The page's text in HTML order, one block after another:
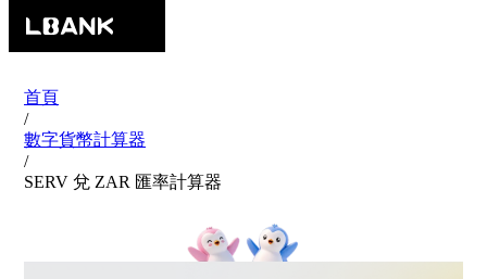
首頁
/
數字貨幣計算器
/
SERV 兌 ZAR 匯率計算器